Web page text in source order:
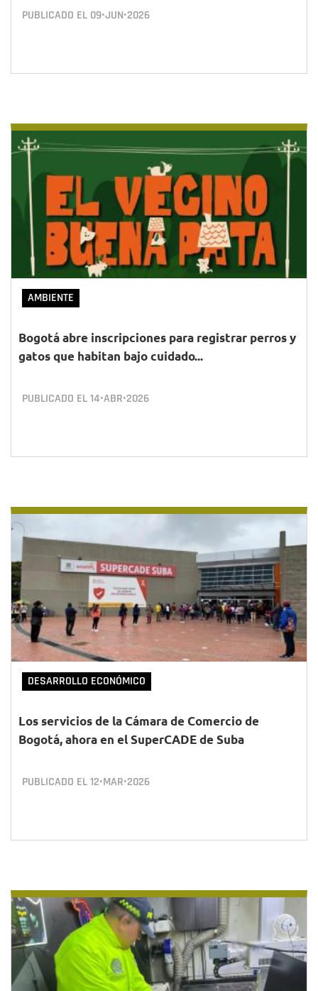
PUBLICADO EL 09•JUN•2026
AMBIENTE
Bogotá abre inscripciones para registrar perros y
gatos que habitan bajo cuidado...
PUBLICADO EL14•ABR•2026
DESARROLLO ECONÓMICO
Los servicios de la Cámara de Comercio de
Bogotá, ahora en el SuperCADE de Suba
PUBLICADO EL12•MAR•2026